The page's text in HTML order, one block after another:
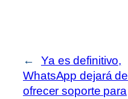
←
Ya es definitivo,
WhatsApp dejará de
ofrecer soporte para